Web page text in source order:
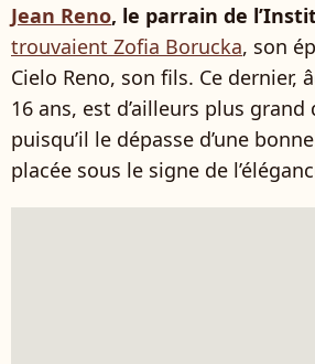
Jean Reno, le parrain de
trouvaient Zofia Borucka, son
Cielo Reno, son fils. Ce dernier,
16 ans, est d’ailleurs plus grand
puisqu’il le dépasse d’une
placée sous le signe de